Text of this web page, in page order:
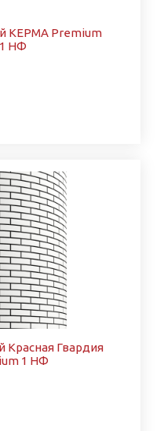
КЕРМА Premium
НФ
Гвардия
1 НФ